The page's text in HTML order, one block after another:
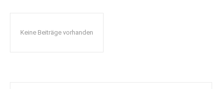
Keine Beiträge vorhanden